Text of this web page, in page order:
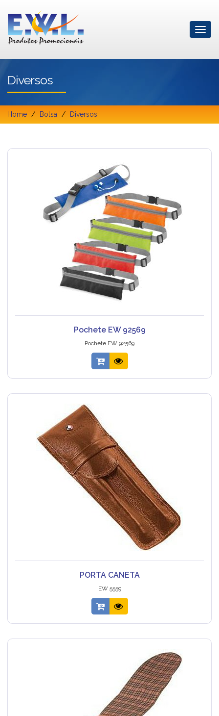
Diversos
Home Bolsa Diversos
Pochete EW 92569
Pochete EW 92569
PORTA CANETA
EW 5559